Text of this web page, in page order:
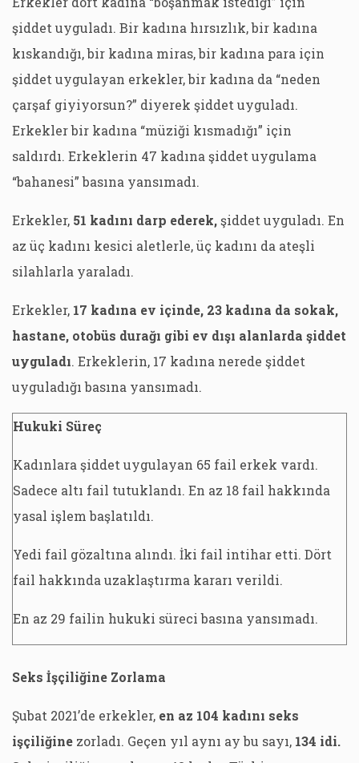
şiddet uyguladı. Bir kadına hırsızlık, bir kadına
kıskandığı, bir kadına miras, bir kadına para için
şiddet uygulayan erkekler, bir kadına da “neden
çarşaf giyiyorsun?” diyerek şiddet uyguladı.
Erkekler bir kadına “müziği kısmadığı” için
saldırdı. Erkeklerin 47 kadına şiddet uygulama
“bahanesi” basına yansımadı.
Erkekler, 51 kadını darp ederek,şiddet uyguladı. En
az üç kadını kesici aletlerle, üç kadını da ateşli
silahlarla yaraladı.
Erkekler, 17 kadına ev içinde, 23 kadına da sokak,
hastane, otobüs durağı gibi ev dışı alanlarda şiddet
uyguladı. Erkeklerin, 17 kadına nerede şiddet
uyguladığı basına yansımadı.
Hukuki Süreç
Kadınlara şiddet uygulayan 65 fail erkek vardı.
Sadece altı fail tutuklandı. En az 18 fail hakkında
yasal işlem başlatıldı.
Yedi fail gözaltına alındı. İki fail intihar etti. Dört
fail hakkında uzaklaştırma kararı verildi.
En az 29 failin hukuki süreci basına yansımadı.
Seks İşçiliğine Zorlama
Şubat 2021’de erkekler, en az 104 kadını seks
işçiliğine zorladı. Geçen yıl aynı ay bu sayı, 134 idi.